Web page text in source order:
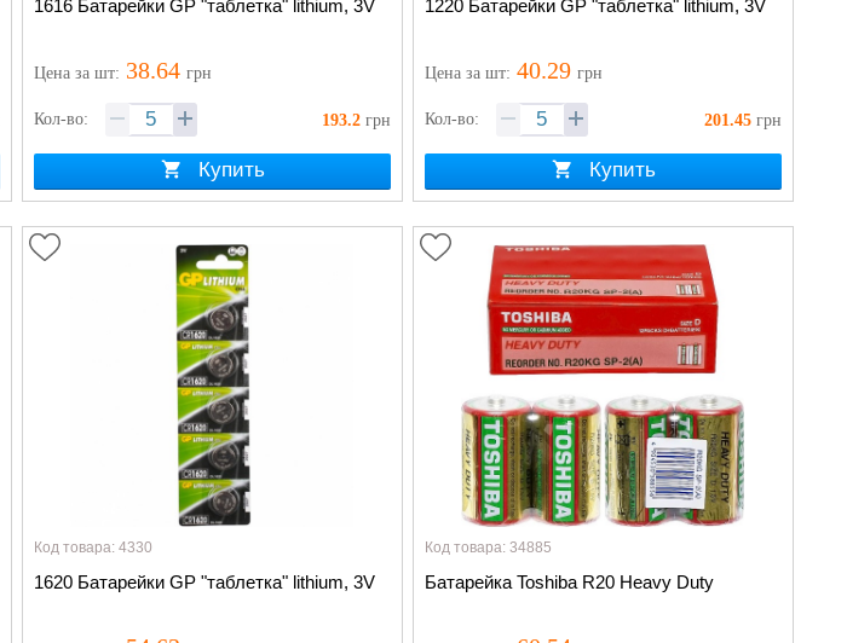
1616 Батарейки GP "таблетка" lithium, 3V
Ценаза шт: 38.64 грн
Кол-во: 193.2 грн
Купить
1220 Батарейки GP "таблетка" lithium, 3V
Ценаза шт: 40.29 грн
Кол-во: 201.45 грн
Купить
Код товара: 4330
1620 Батарейки GP "таблетка" lithium, 3V
Код товара: 34885
Батарейка Toshiba R20 Heavy Duty